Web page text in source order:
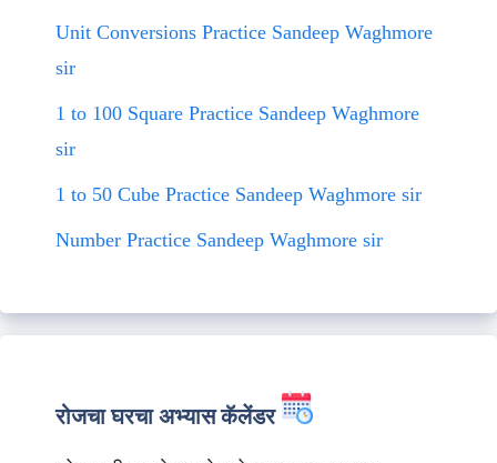
Unit Conversions Practice Sandeep Waghmore
sir
1 to 100 Square Practice Sandeep Waghmore
sir
1 to 50 Cube Practice Sandeep Waghmore sir
Number Practice Sandeep Waghmore sir
रोजचा घरचा अभ्यास कॅलेंडर